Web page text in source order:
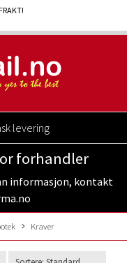
levering
forhandler
informasjon, kontakt
Kraver